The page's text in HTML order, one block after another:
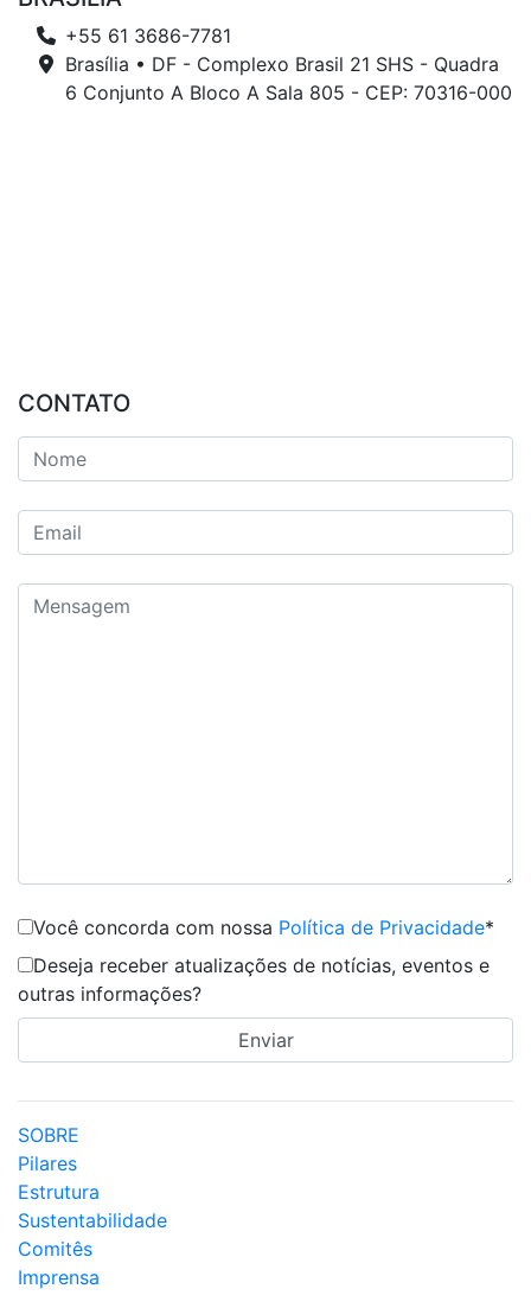
+55 61 3686-7781
Brasília • DF - Complexo Brasil 21 SHS - Quadra
6 Conjunto A Bloco A Sala 805 - CEP: 70316-000
CONTATO
Você concorda com nossa Política de Privacidade*
Deseja receber atualizações de notícias, eventos e
outras informações?
SOBRE
Pilares
Estrutura
Sustentabilidade
Comitês
Imprensa